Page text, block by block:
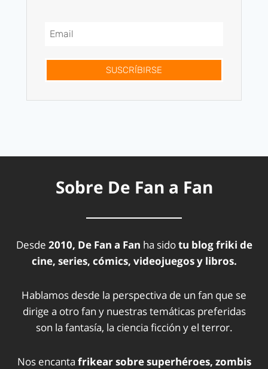
SUSCRÍBIRSE
Sobre De Fan a Fan
Desde 2010, De Fan a Fan ha sidotu blog friki de
cine, series, cómics, videojuegos y libros.
Hablamos desde la perspectiva de un fan que se
dirige a otro fan y nuestras temáticas preferidas
son la fantasía, la ciencia ficción y el terror.
Nos encanta frikear sobre superhéroes, zombis